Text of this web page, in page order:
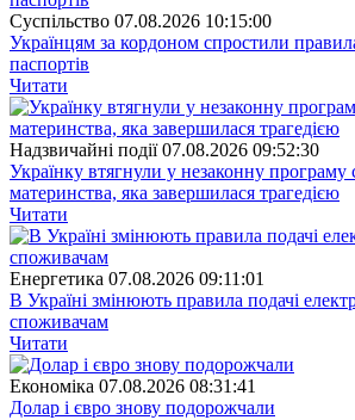
Суспiльство 07.08.2026 10:15:00
Українцям за кордоном спростили
паспортів
Читати
Надзвичайні події 07.08.2026 09:52:30
Українку втягнули у незаконну програму
материнства, яка завершилася трагедією
Читати
Енергетика 07.08.2026 09:11:01
В Україні змінюють правила подачі
споживачам
Читати
Економіка 07.08.2026 08:31:41
Долар і євро знову подорожчали